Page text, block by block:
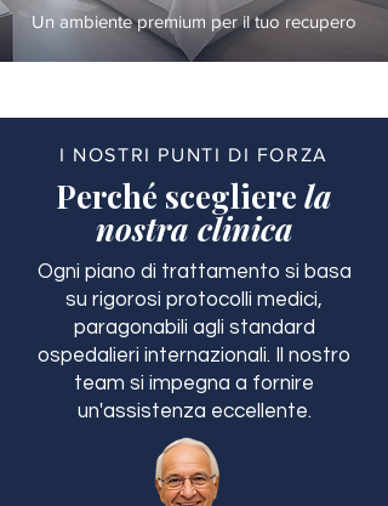
Un ambiente premium per il tuo recupero
I NOSTRI PUNTI DI FORZA
Perché scegliere la
nostra clinica
Ogni piano di trattamento si basa
su rigorosi protocolli medici,
paragonabili agli standard
ospedalieri internazionali. Il nostro
team si impegna a fornire
un'assistenza eccellente.